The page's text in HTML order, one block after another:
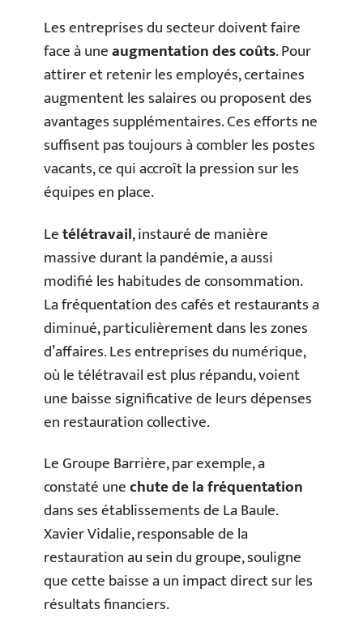
Les entreprises du secteur doivent faire
face à uneaugmentation des coûts. Pour
attirer et retenir les employés, certaines
augmentent les salaires ou proposent des
avantages supplémentaires. Ces efforts ne
suffisent pas toujours à combler les postes
vacants, ce qui accroît la pression sur les
équipes en place.
Letélétravail, instauré de manière
massive durant la pandémie, a aussi
modifié les habitudes de consommation.
La fréquentation des cafés et restaurants a
diminué, particulièrement dans les zones
d’affaires. Les entreprises du numérique,
où le télétravail est plus répandu, voient
une baisse significative de leurs dépenses
en restauration collective.
Le Groupe Barrière, par exemple, a
constaté unechute de la fréquentation
dans ses établissements de La Baule.
Xavier Vidalie, responsable de la
restauration au sein du groupe, souligne
que cette baisse a un impact direct sur les
résultats financiers.